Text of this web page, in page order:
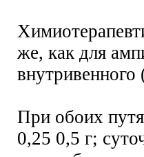
же, как для
внутривенного
При обоих
0,25 0,5 г;